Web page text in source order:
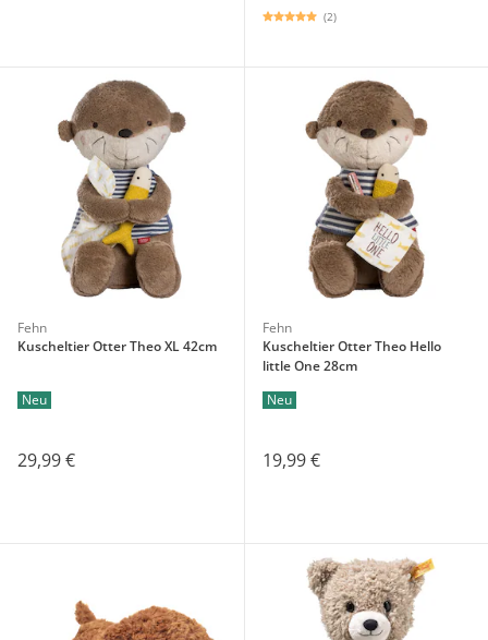
(2)
Fehn
Kuscheltier Otter Theo XL 42cm
Neu
29,99 €
Fehn
Kuscheltier Otter Theo Hello
little One 28cm
Neu
19,99 €